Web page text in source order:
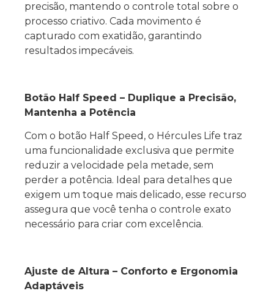
precisão, mantendo o controle total sobre o
processo criativo. Cada movimento é
capturado com exatidão, garantindo
resultados impecáveis.
Botão Half Speed – Duplique a Precisão,
Mantenha a Potência
Com o botão Half Speed, o Hércules Life traz
uma funcionalidade exclusiva que permite
reduzir a velocidade pela metade, sem
perder a potência. Ideal para detalhes que
exigem um toque mais delicado, esse recurso
assegura que você tenha o controle exato
necessário para criar com excelência.
Ajuste de Altura – Conforto e Ergonomia
Adaptáveis